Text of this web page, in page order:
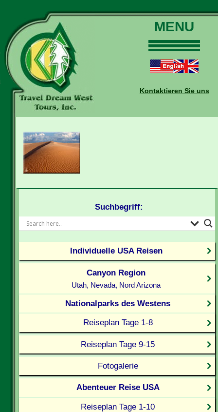
MENU
Touren
Daten und Preise
Buchungen
Kontaktieren Sie uns
Suchbegriff:
Individuelle USA Reisen
Canyon Region
Utah, Nevada, Nord Arizona
Nationalparks des Westens
Reiseplan Tage 1-8
Reiseplan Tage 9-15
Fotogalerie
Abenteuer Reise USA
Reiseplan Tage 1-10